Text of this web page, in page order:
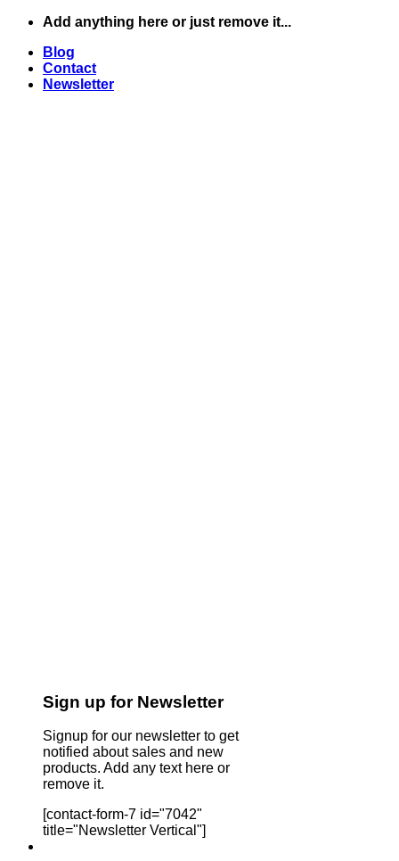
Skip
content
Add anything here or just remove it...
Blog
Contact
Newsletter
Sign up for Newsletter
Signup for our newsletter to get
notified about sales and new
products. Add any text here or
remove it.
[contact-form-7 id="7042"
title="Newsletter Vertical"]